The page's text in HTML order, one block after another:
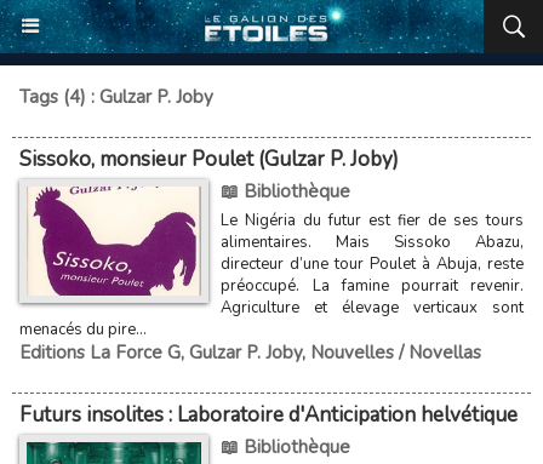
Tags (4) : Gulzar P. Joby
Sissoko, monsieur Poulet (Gulzar P. Joby)
📖 Bibliothèque
Le Nigéria du futur est fier de ses tours
alimentaires. Mais Sissoko Abazu,
directeur d’une tour Poulet à Abuja, reste
préoccupé. La famine pourrait revenir.
Agriculture et élevage verticaux sont
menacés du pire…
Editions La Force G, Gulzar P. Joby, Nouvelles / Novellas
Futurs insolites : Laboratoire d'Anticipation helvétique
📖 Bibliothèque